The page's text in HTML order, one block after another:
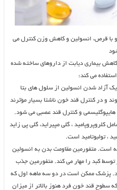
نیست و با قرص، انسولین و کاهش وزن کنترل می
بیماری دیابت از داروهای ساخته شده
می کند:
آزاد شدن انسولین از سلول های بتا
و در کنترل قند خون ناشتا بسیار مؤثرند
و کنترل قند عصبی می شود.
کلروپروپامید ، گلی مپیراید، گلی پی زاید
، تولبوتامید است.
است. متفورمین مقاومت بدن به انسولین
کبد را مهار می کند. متفورمین جذب
پزشک ممکن است در دو سه ماهه اول که
سطوح قند خون فرد هنوز بالاتر از میزان